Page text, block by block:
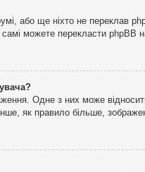
або ще ніхто не переклав
можете перекласти
Одне з них може
як правило більше,